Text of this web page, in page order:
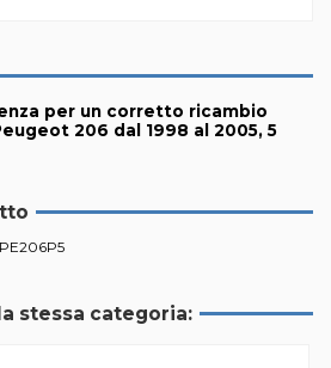
per un corretto ricambio
206 dal 1998 al 2005, 5
stessa categoria: